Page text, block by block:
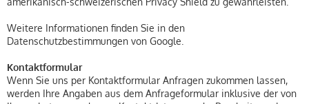
Weitere Informationen finden Sie in den
Datenschutzbestimmungen von Google.
Kontaktformular
Wenn Sie uns per Kontaktformular Anfragen zukommen lassen,
werden Ihre Angaben aus dem Anfrageformular inklusive der von